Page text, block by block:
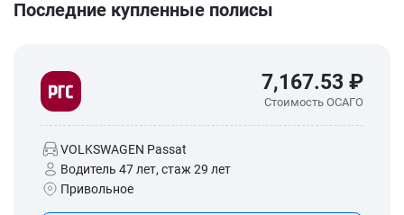
Последние купленные полисы
7,167.53 ₽
Стоимость ОСАГО
VOLKSWAGEN Passat
Водитель 47 лет, стаж 29 лет
Привольное